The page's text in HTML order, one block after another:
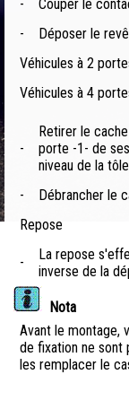
-
Couper le
-
Déposer le
Véhicules à 2
Véhicules à 4
-
Retirer le
porte -1- de
niveau de la
-
Débrancher le
Repose
-
La repose
inverse de la
Nota
Avant le montage,
de fixation ne sont
les remplacer le